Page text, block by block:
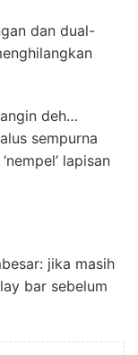
dan dual-
deh…
sempurna
lapisan
jika masih
bar sebelum